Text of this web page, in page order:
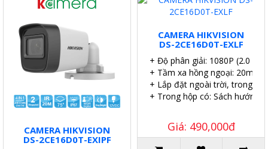
CAMERA HIKVISION
DS-2CE16D0T-EXIPF
CAMERA HIKVISION
DS-2CE16D0T-EXLF
+ Độ phân giải: 1080P (2.0
+ Tầm xa hồng ngoại: 20m.
+ Lắp đặt ngoài trời, trong
+ Trong hộp có: Sách hướng
Giá: 490,000đ